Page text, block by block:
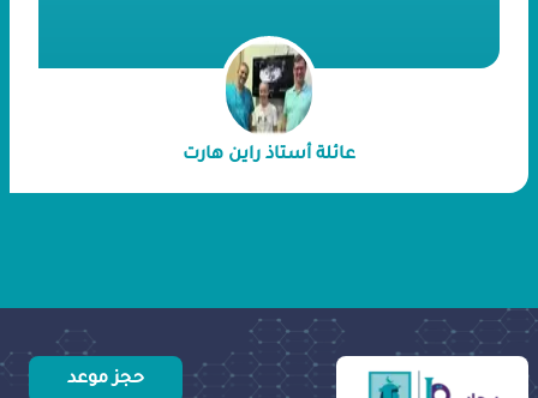
أطبائنا. يشيد الزوجين بالخدمة الطبية
الإستثنائية والطاقم الطبي الشغوف الذين
كانوا من أحد عوامل نجاح الحقن المجهري.
بإمكانك الآن مشاهدة رأي الزوجين عن
تجربتهم في بداية من خلال الفيديو.
عائلة أستاذ راين هارت
حجز موعد